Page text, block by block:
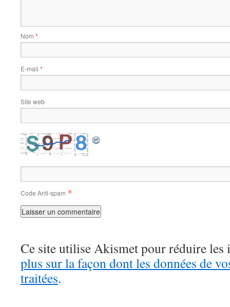
Nom *
E-mail *
Site web
Code Anti-spam *
Ce site utilise Akismet pour réduire les
plus sur la façon dont les données de
traitées.